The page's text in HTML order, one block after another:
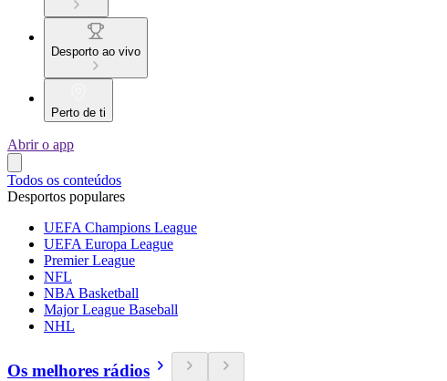
Desporto ao vivo
Perto de ti
Abrir o app
Todos os conteúdos
Desportos populares
UEFA Champions League
UEFA Europa League
Premier League
NFL
NBA Basketball
Major League Baseball
NHL
Os melhores rádios